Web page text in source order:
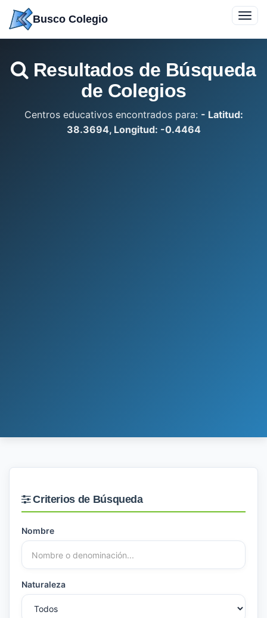
contenido
Busco Colegio
Resultados de Búsqueda
de Colegios
Centros educativos encontrados para: - Latitud:
38.3694, Longitud: -0.4464
Criterios de Búsqueda
Nombre
Naturaleza